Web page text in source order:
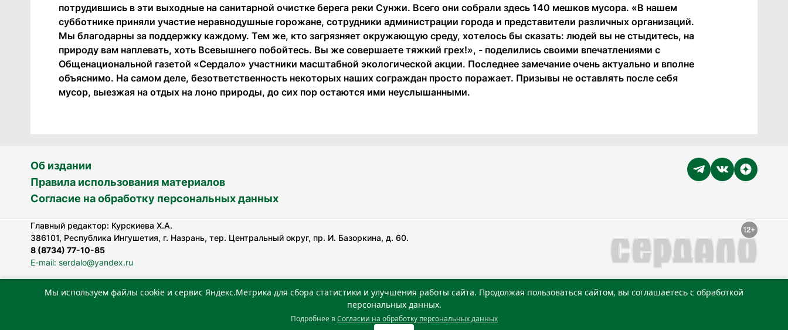
потрудившись в эти выходные на санитарной очистке берега реки Сунжи. Всего они собрали здесь 140 мешков мусора. «В нашем
субботнике приняли участие неравнодушные горожане, сотрудники администрации города и представители различных организаций.
Мы благодарны за поддержку каждому. Тем же, кто загрязняет окружающую среду, хотелось бы сказать: людей вы не стыдитесь, на
природу вам наплевать, хоть Всевышнего побойтесь. Вы же совершаете тяжкий грех!», - поделились своими впечатлениями с
Общенациональной газетой «Сердало» участники масштабной экологической акции. Последнее замечание очень актуально и вполне
объяснимо. На самом деле, безответственность некоторых наших сограждан просто поражает. Призывы не оставлять после себя
мусор, выезжая на отдых на лоно природы, до сих пор остаются ими неуслышанными.
Об издании
Правила использования материалов
Согласие на обработку персональных данных
Главный редактор: Курскиева Х.А.
386101, Республика Ингушетия, г. Назрань, тер. Центральный округ, пр. И. Базоркина, д. 60.
8 (8734) 77-10-85
E-mail: serdalo@yandex.ru
Сетевое издание «Сердало» зарегистрировано Федеральной службой по надзору в сфере связи, информационных
Реестровая запись СМИ: ЭЛ № ФС 77-78323 от 15.05.2020 г. Учредитель: Государственное автономное учреждение
Мы используем файлы cookie и сервис Яндекс.Метрика для сбора статистики и улучшения работы сайта. Продолжая пользоваться сайтом, вы соглашаетесь с обработкой
персональных данных.
Подробнее вСогласии на обработку персональных данных